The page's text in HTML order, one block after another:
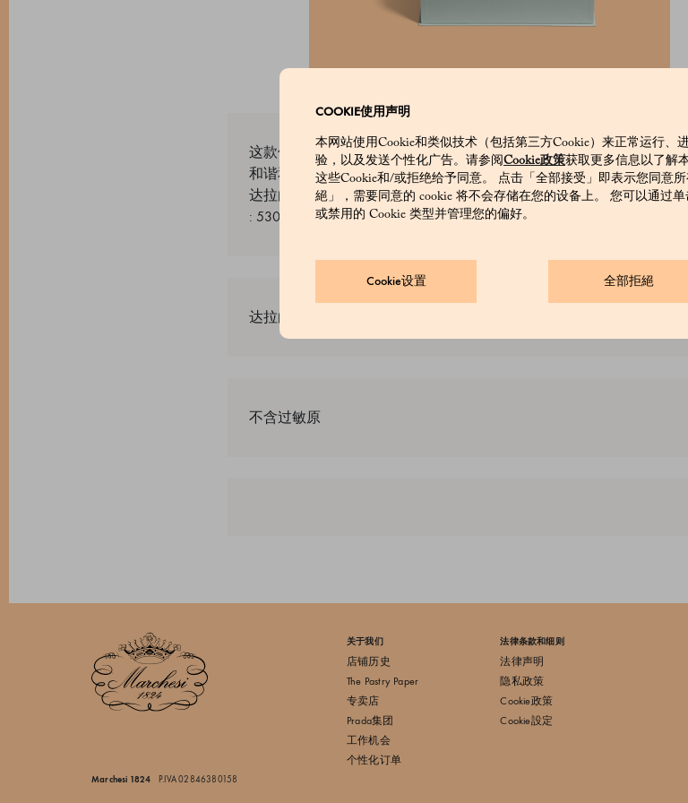
COOKIE使用声明
本网站使用Cookie和类似技术（包括第三方Cookie）来正常运行、
验，以及发送个性化广告。请参阅Cookie政策获取更多信息以了解
这些Cookie和/或拒绝给予同意。 点击「全部接受」即表示您同意
絕」，需要同意的 cookie 将不会存储在您的设备上。 您可以通过
或禁用的 Cookie 类型并管理您的偏好。
全部拒絕
Cookie设置
这款优雅的 Marchesi 包装包含 6 罐，各 5 只茶包。每片茶叶都源自
和谐和传统工艺。每罐茶叶都蕴含着暹罗混合型红茶的辛辣香气, 拉
达拉白茶的温暖蜂蜜香气、荔枝乌龙的浓郁花香和丛林乌龙的蔬菜香
: 530654018_V
达拉白茶、丛林乌龙、拉祜红茶、兰纳绿茶、荔枝乌龙、暹罗混合型红
不含过敏原
关于我们
店铺历史
The Pastry Paper
专卖店
Prada集团
工作机会
个性化订单
法律条款和细则
法律声明
隐私政策
Cookie政策
Cookie設定
Marchesi 1824 P.IVA 02846380158